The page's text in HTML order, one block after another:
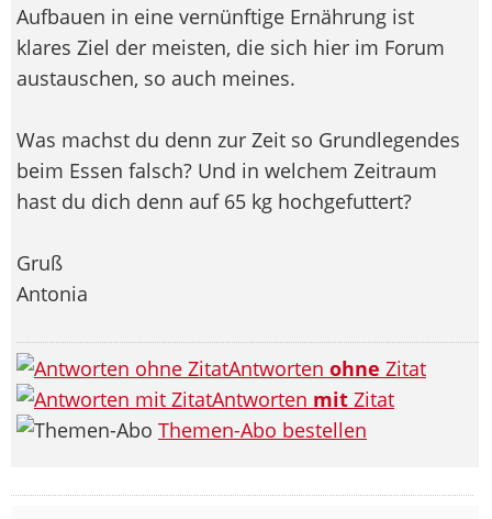
Aufbauen in eine vernünftige Ernährung ist
klares Ziel der meisten, die sich hier im Forum
austauschen, so auch meines.
Was machst du denn zur Zeit so Grundlegendes
beim Essen falsch? Und in welchem Zeitraum
hast du dich denn auf 65 kg hochgefuttert?
Gruß
Antonia
Antworten ohne Zitat
Antworten mit Zitat
Themen-Abo bestellen